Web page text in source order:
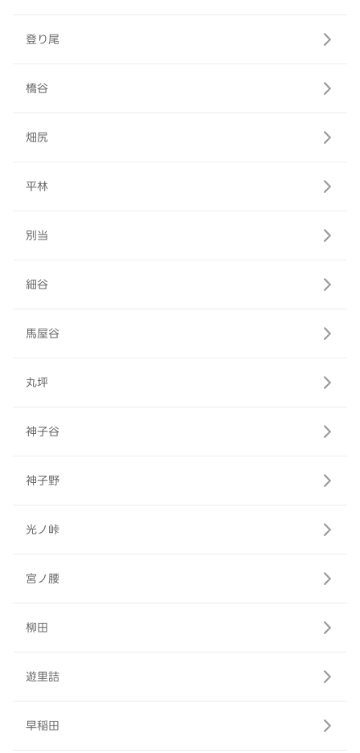
登り尾
橋谷
畑尻
平林
別当
細谷
馬屋谷
丸坪
神子谷
神子野
光ノ峠
宮ノ腰
柳田
遊里詰
早稲田